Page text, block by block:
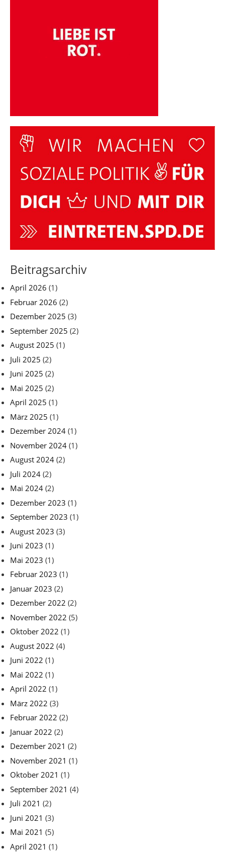
Beitragsarchiv
April 2026 (1)
Februar 2026 (2)
Dezember 2025 (3)
September 2025 (2)
August 2025 (1)
Juli 2025 (2)
Juni 2025 (2)
Mai 2025 (2)
April 2025 (1)
März 2025 (1)
Dezember 2024 (1)
November 2024 (1)
August 2024 (2)
Juli 2024 (2)
Mai 2024 (2)
Dezember 2023 (1)
September 2023 (1)
August 2023 (3)
Juni 2023 (1)
Mai 2023 (1)
Februar 2023 (1)
Januar 2023 (2)
Dezember 2022 (2)
November 2022 (5)
Oktober 2022 (1)
August 2022 (4)
Juni 2022 (1)
Mai 2022 (1)
April 2022 (1)
März 2022 (3)
Februar 2022 (2)
Januar 2022 (2)
Dezember 2021 (2)
November 2021 (1)
Oktober 2021 (1)
September 2021 (4)
Juli 2021 (2)
Juni 2021 (3)
Mai 2021 (5)
April 2021 (1)